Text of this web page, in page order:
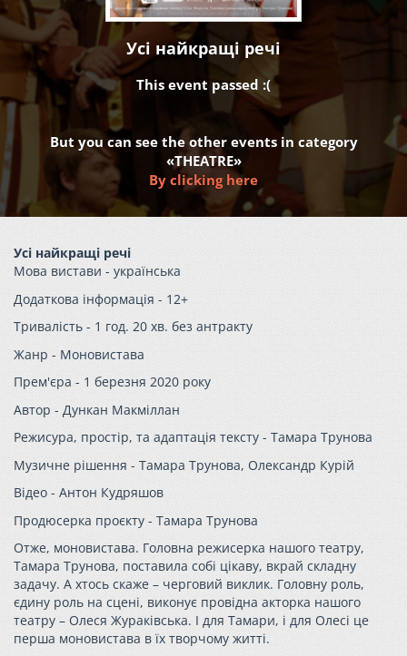
Усі найкращі речі
This event passed :(
But you can see the other events in category
«THEATRE»
By clicking here
Усі найкращі речі
Мова вистави - українська
Додаткова інформація - 12+
Тривалість - 1 год. 20 хв. без антракту
Жанр - Моновистава
Прем'єра - 1 березня 2020 року
Автор - Дункан Макміллан
Режисура, простір, та адаптація тексту - Тамара Трунова
Музичне рішення - Тамара Трунова, Олександр Курій
Відео - Антон Кудряшов
Продюсерка проєкту - Тамара Трунова
Отже, моновистава. Головна режисерка нашого театру,
Тамара Трунова, поставила собі цікаву, вкрай складну
задачу. А хтось скаже – черговий виклик. Головну роль,
єдину роль на сцені, виконує провідна акторка нашого
театру – Олеся Жураківська. І для Тамари, і для Олесі це
перша моновистава в їх творчому житті.